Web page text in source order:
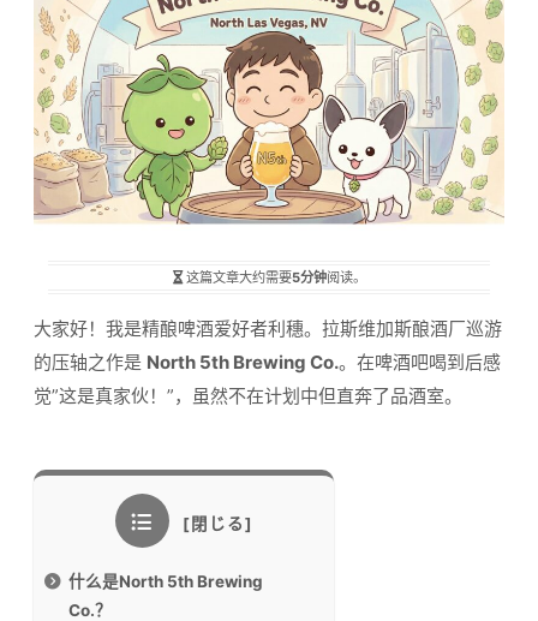
这篇文章大约需要5分钟阅读。
大家好！我是精酿啤酒爱好者利穗。拉斯维加斯酿酒厂巡游
的压轴之作是 North 5th Brewing Co.。在啤酒吧喝到后感
觉”这是真家伙！”，虽然不在计划中但直奔了品酒室。
什么是North 5th Brewing
Co.？